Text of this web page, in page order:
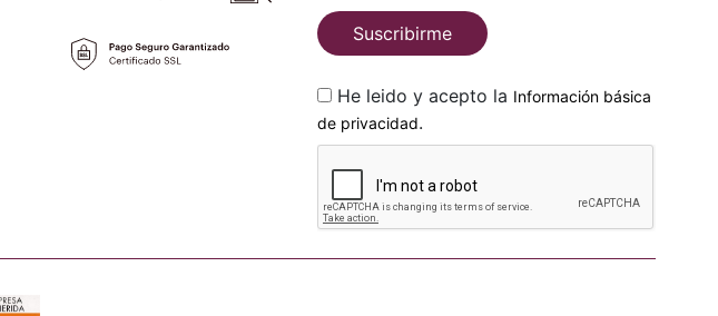
Suscribirme
He leido y acepto la Información básica
de privacidad.